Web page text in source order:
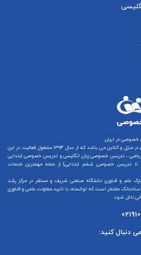
خصوصی در ایران
منزل و آنلاین
می باشد که از سال ۱۳۹۴ مشغول فعالیت در این
، تدریس خصوصی زبان انگلیسیو تدریس خصوصی ابتدایی
تا تدریس خصوصی ششم ابتدایی) از جمله مهمترین خدمات
علم و فناوری دانشگاه صنعتی شریف و مستقر در مرکز رشد
مفتخر است که توانسته، با تایید معاونت علمی و فناوری
نائل شود.
دنبال کنید: